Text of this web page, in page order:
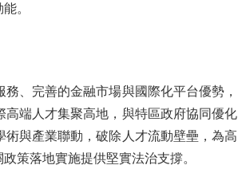
。
、完善的金融市場與國際化平台優勢，
端人才集聚高地，與特區政府協同優化
與產業聯動，破除人才流動壁壘，為高
策落地實施提供堅實法治支撐。